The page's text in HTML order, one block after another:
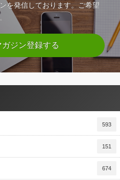
を発信しております。ご希望
ガジン登録する
593
151
674